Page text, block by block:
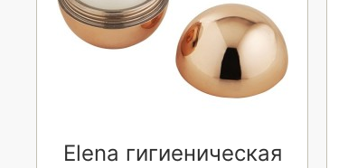
Elena гигиеническая